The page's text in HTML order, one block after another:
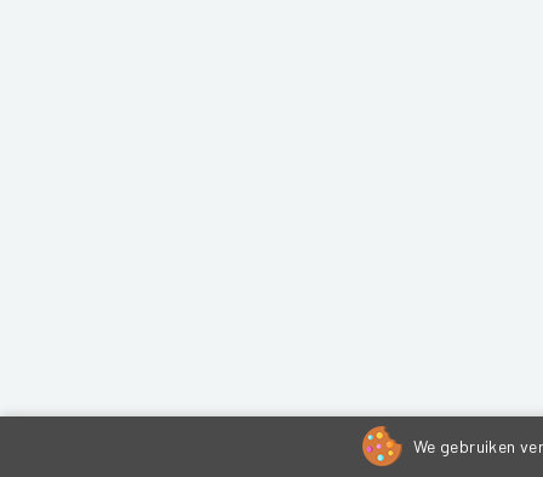
We gebruiken